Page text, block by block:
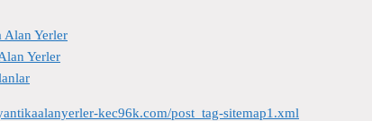
Alan Yerler
Yerler
kec96k.com/post_tag-sitemap1.xml